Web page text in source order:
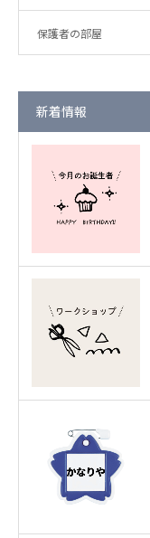
保護者の部屋
新着情報